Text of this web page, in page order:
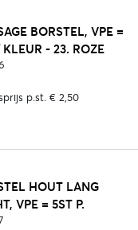
BORSTEL, VPE =
- 23. ROZE
p.st. € 2,50
HOUT LANG
VPE = 5ST P.
- 6. BLAUW